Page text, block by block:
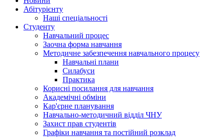
Абітурієнту
Наші спеціальності
Студенту
Навчальний процес
Заочна форма навчання
Методичне забезпечення навчального процесу
Навчальні плани
Силабуси
Практика
Корисні посилання для навчання
Академічні обміни
Кар'єрне планування
Навчально-методичний відділ ЧНУ
Захист прав студентів
Графіки навчання та постійний розклад